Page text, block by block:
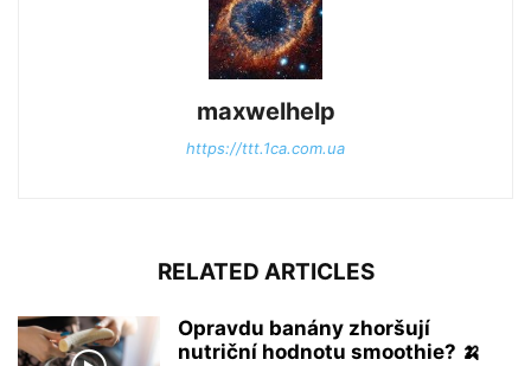
maxwelhelp
https://ttt.1ca.com.ua
RELATED ARTICLES
Opravdu banány zhoršují
nutriční hodnotu smoothie? 🍌